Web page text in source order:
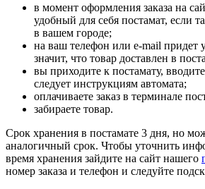
в момент оформления заказа на
удобный для себя постамат, если
в вашем городе;
на ваш телефон или e-mail придет
значит, что товар доставлен в
вы приходите к постамату,
следует инструкциям автомата;
оплачиваете заказ в терминале
забираете товар.
Срок хранения в постамате 3 дня, но
аналогичный срок. Чтобы уточнить
время хранения зайдите на сайт нашего
номер заказа и телефон и следуйте